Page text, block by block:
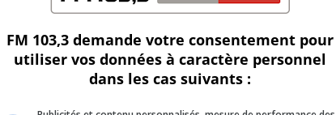
FM 103,3 demande votre consentement pour
utiliser vos données à caractère personnel
dans les cas suivants :